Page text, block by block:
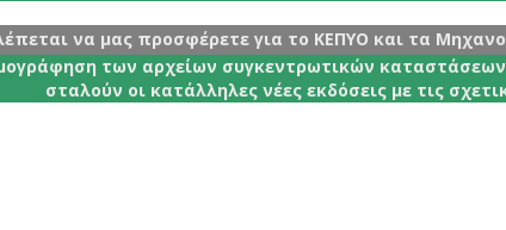
να μας προσφέρετε για το ΚΕΠΥΟ και τα
των αρχείων συγκεντρωτικών
σταλούν οι κατάλληλες νέες εκδόσεις με τις